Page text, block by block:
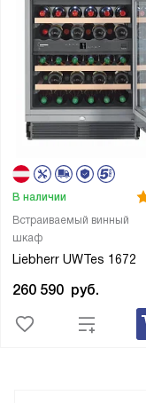
Встраиваемый винный
шкаф
Liebherr UWTes 1672
В наличии
260 590 руб.